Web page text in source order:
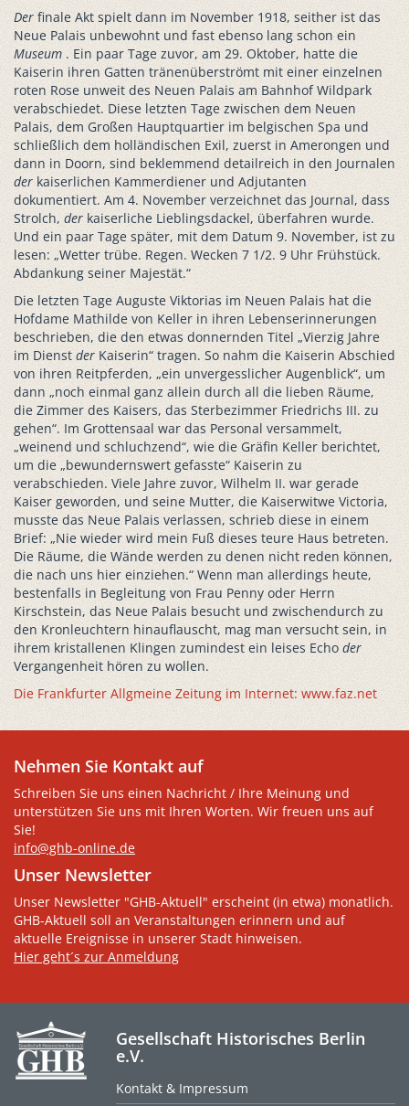
Der finale Akt spielt dann im November 1918, seither ist das
Neue Palais unbewohnt und fast ebenso lang schon ein
Museum . Ein paar Tage zuvor, am 29. Oktober, hatte die
Kaiserin ihren Gatten tränenüberströmt mit einer einzelnen
roten Rose unweit des Neuen Palais am Bahnhof Wildpark
verabschiedet. Diese letzten Tage zwischen dem Neuen
Palais, dem Großen Hauptquartier im belgischen Spa und
schließlich dem holländischen Exil, zuerst in Amerongen und
dann in Doorn, sind beklemmend detailreich in den Journalen
der kaiserlichen Kammerdiener und Adjutanten
dokumentiert. Am 4. November verzeichnet das Journal, dass
Strolch, der kaiserliche Lieblingsdackel, überfahren wurde.
Und ein paar Tage später, mit dem Datum 9. November, ist zu
lesen: „Wetter trübe. Regen. Wecken 7 1/2. 9 Uhr Frühstück.
Abdankung seiner Majestät.“
Die letzten Tage Auguste Viktorias im Neuen Palais hat die
Hofdame Mathilde von Keller in ihren Lebenserinnerungen
beschrieben, die den etwas donnernden Titel „Vierzig Jahre
im Dienst der Kaiserin“ tragen. So nahm die Kaiserin Abschied
von ihren Reitpferden, „ein unvergesslicher Augenblick“, um
dann „noch einmal ganz allein durch all die lieben Räume,
die Zimmer des Kaisers, das Sterbezimmer Friedrichs III. zu
gehen“. Im Grottensaal war das Personal versammelt,
„weinend und schluchzend“, wie die Gräfin Keller berichtet,
um die „bewundernswert gefasste“ Kaiserin zu
verabschieden. Viele Jahre zuvor, Wilhelm II. war gerade
Kaiser geworden, und seine Mutter, die Kaiserwitwe Victoria,
musste das Neue Palais verlassen, schrieb diese in einem
Brief: „Nie wieder wird mein Fuß dieses teure Haus betreten.
Die Räume, die Wände werden zu denen nicht reden können,
die nach uns hier einziehen.“ Wenn man allerdings heute,
bestenfalls in Begleitung von Frau Penny oder Herrn
Kirschstein, das Neue Palais besucht und zwischendurch zu
den Kronleuchtern hinauflauscht, mag man versucht sein, in
ihrem kristallenen Klingen zumindest ein leises Echo der
Vergangenheit hören zu wollen.
Die Frankfurter Allgmeine Zeitung im Internet: www.faz.net
Nehmen Sie Kontakt auf
Schreiben Sie uns einen Nachricht / Ihre Meinung und
unterstützen Sie uns mit Ihren Worten. Wir freuen uns auf
Sie!
info@ghb-online.de
Unser Newsletter
Unser Newsletter "GHB-Aktuell" erscheint (in etwa) monatlich.
GHB-Aktuell soll an Veranstaltungen erinnern und auf
aktuelle Ereignisse in unserer Stadt hinweisen.
Hier geht´s zur Anmeldung
Gesellschaft Historisches Berlin
e.V.
Kontakt & Impressum